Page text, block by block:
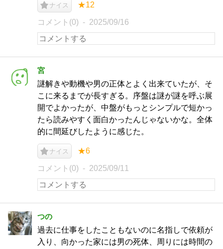
ナイス ★12
コメント(0) 2025/09/16
宮
謎解きや動機や男の正体とよく出来ていたが、そ
こに来るまでが長すぎる。序盤は謎が謎を呼ぶ展
開でよかったが、中盤がもっとシンプルで短かっ
たら読みやすく面白かったんじゃないかな。全体
的に間延びしたように感じた。
ナイス ★6
コメント(0) 2025/09/11
つの
過去に仕事をしたこともないのに名指しで依頼が
入り、向かった家には男の死体、周りには時間の